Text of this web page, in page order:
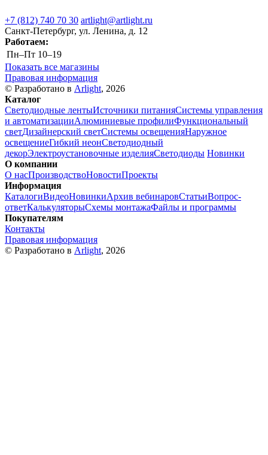
+7 (812) 740 70 30 artlight@artlight.ru
Санкт-Петербург, ул. Ленина, д. 12
Работаем:
Пн–Пт 10–19
Показать все магазины
Правовая информация
© Разработано в Arlight, 2026
Каталог
Светодиодные лентыИсточники питанияСистемы управления
и автоматизацииАлюминиевые профилиФункциональный
светДизайнерский светСистемы освещенияНаружное
освещениеГибкий неонСветодиодный
декорЭлектроустановочные изделияСветодиоды Новинки
О компании
О насПроизводствоНовостиПроекты
Информация
КаталогиВидеоНовинкиАрхив вебинаровСтатьиВопрос-
ответКалькуляторыСхемы монтажаФайлы и программы
Покупателям
Контакты
Правовая информация
© Разработано в Arlight, 2026